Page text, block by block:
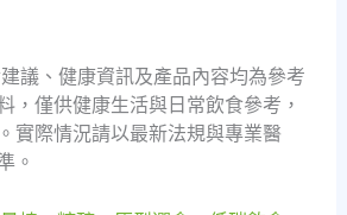
議、健康資訊及產品內容均為參考
，僅供健康生活與日常飲食參考，
實際情況請以最新法規與專業醫
。